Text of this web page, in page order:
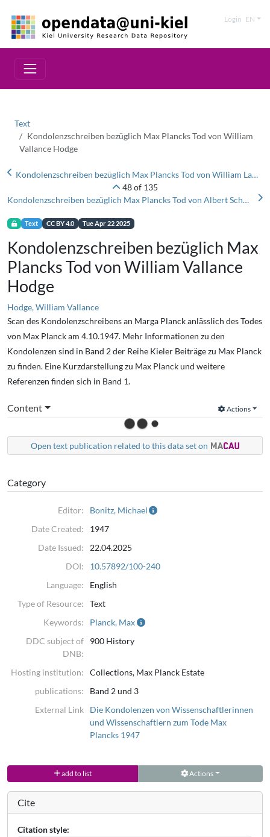
Login EN
Text
Kondolenzschreiben bezüglich Max Plancks Tod von William
Vallance Hodge
Kondolenzschreiben bezüglich Max Plancks Tod von William Lawrence Bragg
48 of 135
Kondolenzschreiben bezüglich Max Plancks Tod von Albert Schweitzer
Text CC BY 4.0 Tue Apr 22 2025
Kondolenzschreiben bezüglich Max
Plancks Tod von William Vallance
Hodge
Hodge, William Vallance
Scan des Kondolenzschreibens an Marga Planck anlässlich des Todes
von Max Planck am 4.10.1947. Mehr Informationen zu den
Kondolenzen sind in Band 2 der Reihe Kieler Beiträge zu Max Planck
zu finden. Eine Kurzdarstellung zu Max Planck und weitere
Referenzen finden sich in Band 1.
Content Actions
Open text publication related to this data set on
Category
Editor:
Bonitz, Michael
Date Created:
1947
Date Issued:
22.04.2025
DOI:
10.57892/100-240
Language:
English
Type of Resource:
Text
Keywords:
Planck, Max
DDC subject of
DNB:
900 History
Hosting institution:
Collections, Max Planck Estate
publications:
Band 2 und 3
External Link
Die Kondolenzen von Wissenschaftlerinnen
und Wissenschaftlern zum Tode Max
Plancks 1947
add to list Actions
Cite
Citation style: